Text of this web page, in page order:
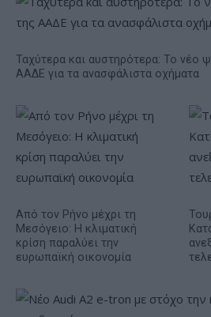
Ταχύτερα και αυστηρότερα: Το νέο
ΑΑΔΕ για τα ανασφάλιστα οχήματα
Από τον Ρήνο μέχρι τη
Μεσόγειο: Η κλιματική
κρίση παραλύει την
ευρωπαϊκή οικονομία